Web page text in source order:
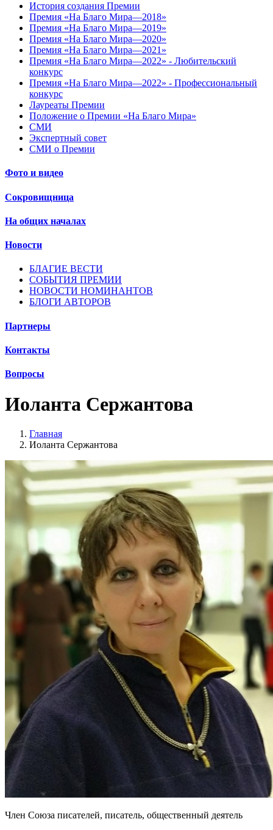
История создания Премии
Премия «На Благо Мира—2018»
Премия «На Благо Мира—2019»
Премия «На Благо Мира—2020»
Премия «На Благо Мира—2021»
Премия «На Благо Мира—2022» - Любительский
конкурс
Премия «На Благо Мира—2022» - Профессиональный
конкурс
Лауреаты Премии
Положение о Премии «На Благо Мира»
СМИ
Экспертный совет
СМИ о Премии
Фото и видео
Сокровищница
На общих началах
Новости
БЛАГИЕ ВЕСТИ
СОБЫТИЯ ПРЕМИИ
НОВОСТИ НОМИНАНТОВ
БЛОГИ АВТОРОВ
Партнеры
Контакты
Вопросы
Иоланта Сержантова
Главная
Иоланта Сержантова
Член Союза писателей, писатель, общественный деятель